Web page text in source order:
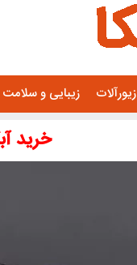
زیورآلات زیبایی و سلامت
خرید